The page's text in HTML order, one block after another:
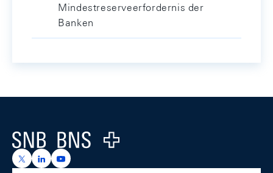
Mindestreserveerfordernis der
Banken
Logo
https://x.com/snb_bns
https://ch.linkedin.com/company/swiss-national-
https://www.youtube.com/@swissnationalbank